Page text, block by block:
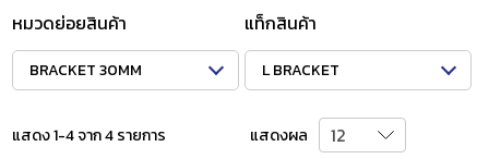
หมวดย่อยสินค้า
BRACKET 30MM
แท็กสินค้า
L BRACKET
แสดง 1-4 จาก 4 รายการ แสดงผล